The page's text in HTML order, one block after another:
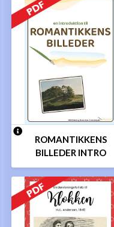
ROMANTIKKENS
BILLEDER INTRO